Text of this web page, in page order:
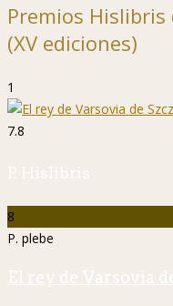
Premios
(XV ediciones)
1
7.8
P. Hislibris
8
P. plebe
El rey de Varsovia